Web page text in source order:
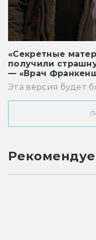
«Секретные
получили
— «Врач
Эта версия будет